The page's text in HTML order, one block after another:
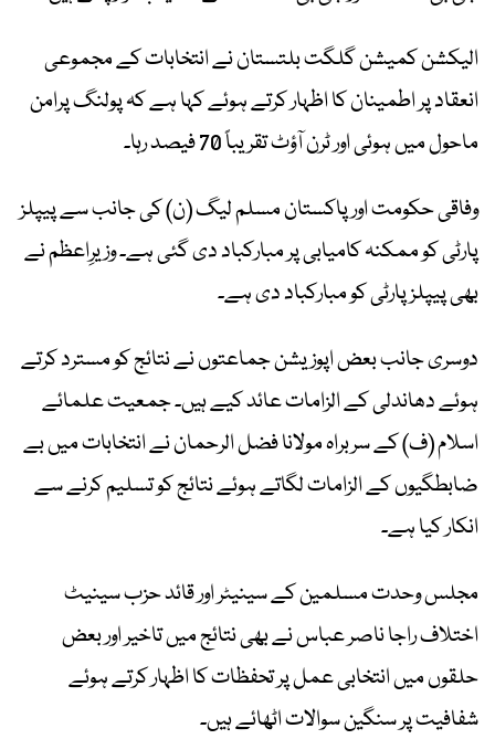
الیکشن کمیشن گلگت بلتستان نے انتخابات کے مجموعی
انعقاد پر اطمینان کا اظہار کرتے ہوئے کہا ہے کہ پولنگ پرامن
ماحول میں ہوئی اور ٹرن آؤٹ تقریباً 70 فیصد رہا۔
وفاقی حکومت اور پاکستان مسلم لیگ (ن) کی جانب سے پیپلز
پارٹی کو ممکنہ کامیابی پر مبارکباد دی گئی ہے۔ وزیرِاعظم نے
بھی پیپلز پارٹی کو مبارکباد دی ہے۔
دوسری جانب بعض اپوزیشن جماعتوں نے نتائج کو مسترد کرتے
ہوئے دھاندلی کے الزامات عائد کیے ہیں۔ جمعیت علمائے
اسلام (ف) کے سربراہ مولانا فضل الرحمان نے انتخابات میں بے
ضابطگیوں کے الزامات لگاتے ہوئے نتائج کو تسلیم کرنے سے
انکار کیا ہے۔
مجلس وحدت مسلمین کے سینیٹر اور قائد حزب سینیٹ
اختلاف راجا ناصر عباس نے بھی نتائج میں تاخیر اور بعض
حلقوں میں انتخابی عمل پر تحفظات کا اظہار کرتے ہوئے
شفافیت پر سنگین سوالات اٹھائے ہیں۔